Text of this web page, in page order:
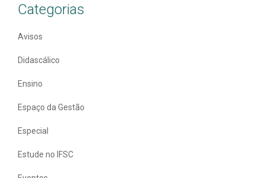
Categorias
Avisos
Didascálico
Ensino
Espaço da Gestão
Especial
Estude no IFSC